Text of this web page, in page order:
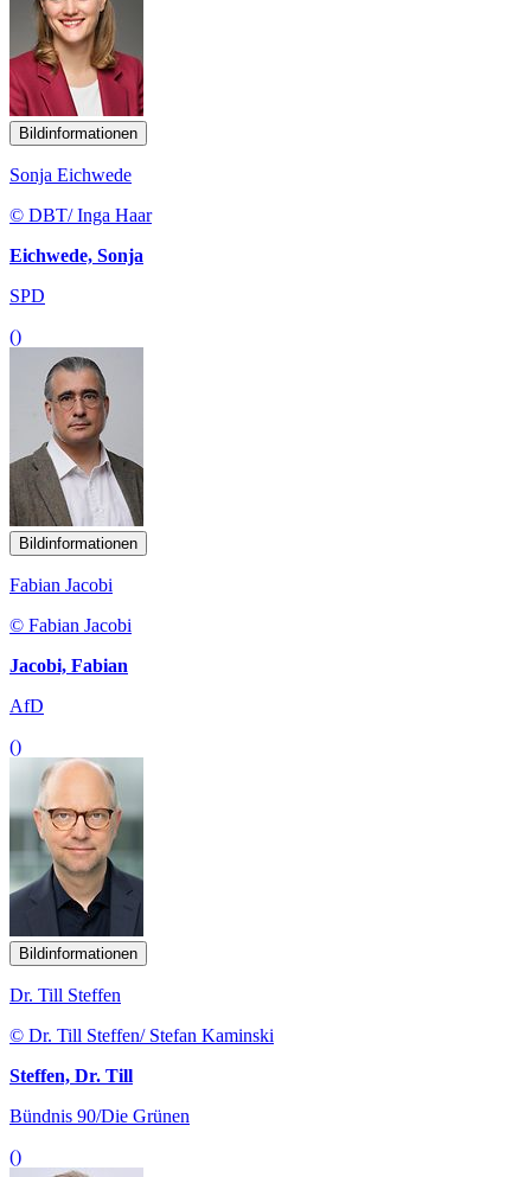
Bildinformationen
Sonja Eichwede
© DBT/ Inga Haar
Eichwede, Sonja
SPD
()
Bildinformationen
Fabian Jacobi
© Fabian Jacobi
Jacobi, Fabian
AfD
()
Bildinformationen
Dr. Till Steffen
© Dr. Till Steffen/ Stefan Kaminski
Steffen, Dr. Till
Bündnis 90/Die Grünen
()